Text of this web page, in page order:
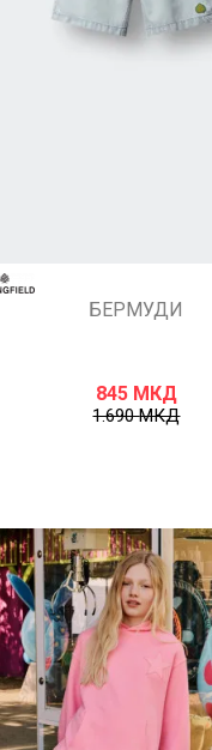
Uporedi
БЕРМУДИ
845 МКД
1.690МКД